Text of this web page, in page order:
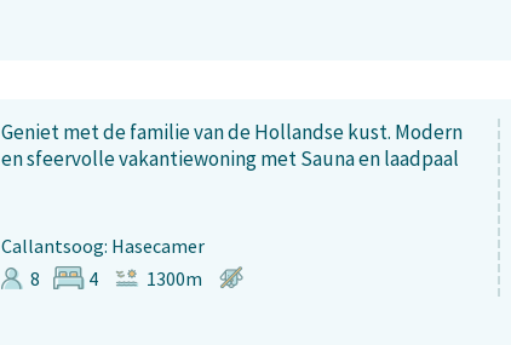
Geniet met de familie van de Hollandse kust. Modern
en sfeervolle vakantiewoning met Sauna en laadpaal
Callantsoog: Hasecamer
8
4 1300m